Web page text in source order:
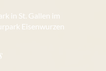
in St. Gallen im
Eisenwurzen